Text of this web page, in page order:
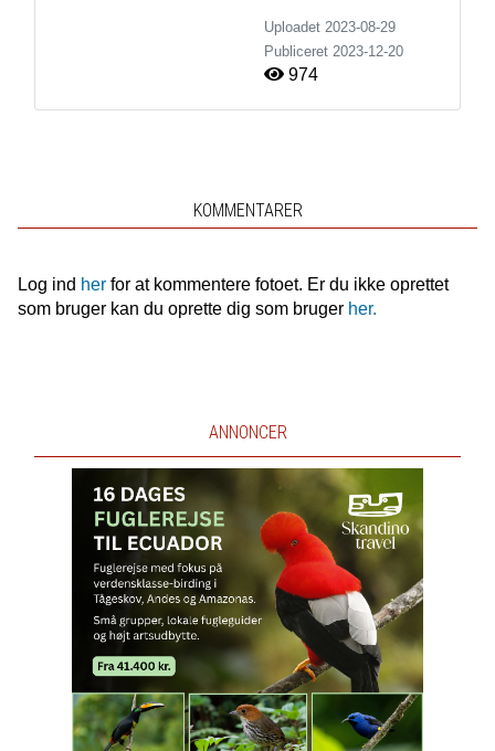
Uploadet 2023-08-29
Publiceret 2023-12-20
974
KOMMENTARER
Log ind herfor at kommentere fotoet. Er du ikke oprettet
som bruger kan du oprette dig som bruger her.
ANNONCER